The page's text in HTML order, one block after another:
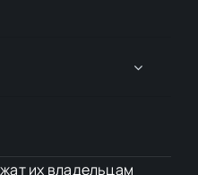
их владельцам